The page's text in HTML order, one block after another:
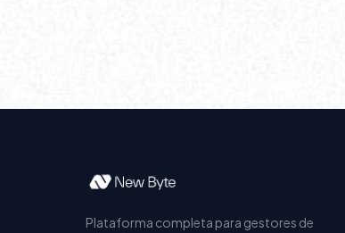
Plataforma completa para gestores de